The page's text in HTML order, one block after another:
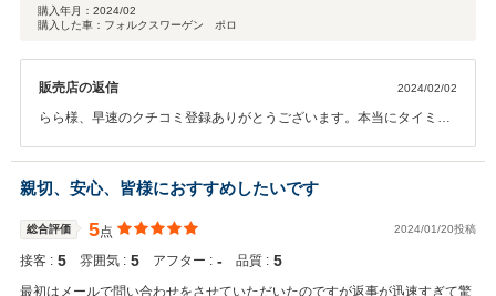
購入年月： 2024/02
購入した車：フォルクスワーゲン ポロ
販売店の返信 2024/02/02
らら様、早速のクチコミ登録ありがとうございます。本当にタイミン
メンテナンスでも長くお付き合いできると良いですね。
親切、安心、皆様におすすめしたいです
総合評価 5点 2024/01/20投稿
接客 : 5 雰囲気 : 5 アフター : ‐ 品質 : 5
最初はメールで問い合わせをさせていただいたのですが返事が迅速すぎて驚